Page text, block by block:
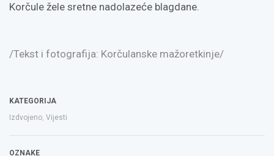
Korčule žele sretne nadolazeće blagdane.
/Tekst i fotografija: Korčulanske mažoretkinje/
KATEGORIJA
Izdvojeno, Vijesti
OZNAKE